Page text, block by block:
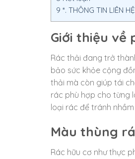
9 *. THÔNG TIN LIÊN HỆ
Giới thiệu về
Rác thải đang trở
bảo sức khỏe cộng
thải mà còn giúp tái
rác phù hợp cho từng
loại rác để tránh
Màu thùng
Rác hữu cơ như thực